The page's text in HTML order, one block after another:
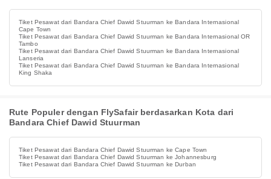
Tiket Pesawat dari Bandara Chief Dawid Stuurman ke Bandara Internasional
Cape Town
Tiket Pesawat dari Bandara Chief Dawid Stuurman ke Bandara Internasional OR
Tambo
Tiket Pesawat dari Bandara Chief Dawid Stuurman ke Bandara Internasional
Lanseria
Tiket Pesawat dari Bandara Chief Dawid Stuurman ke Bandara Internasional
King Shaka
Rute Populer dengan FlySafair berdasarkan Kota dari
Bandara Chief Dawid Stuurman
Tiket Pesawat dari Bandara Chief Dawid Stuurman ke Cape Town
Tiket Pesawat dari Bandara Chief Dawid Stuurman ke Johannesburg
Tiket Pesawat dari Bandara Chief Dawid Stuurman ke Durban